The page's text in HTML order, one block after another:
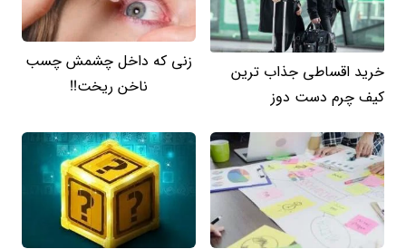
خرید اقساطی جذاب ترین
کیف چرم دست دوز
زنی که داخل چشمش چسب
ناخن ریخت!!